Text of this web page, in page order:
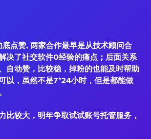
点赞, 两家合作最早是从技术顾问合
决了社交软件0经验的痛点；后面关系
自动赞，比较稳，掉粉的也能及时帮助
以，虽然不是7*24小时，但是都能做
比较大，明年争取试试账号托管服务，